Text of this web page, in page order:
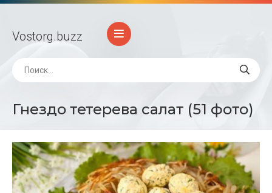
Vostorg.buzz
Гнездо тетерева салат (51 фото)